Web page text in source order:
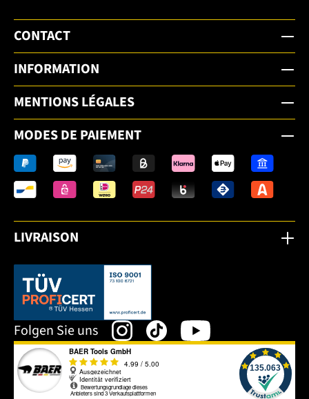
CONTACT
INFORMATION
MENTIONS LÉGALES
MODES DE PAIEMENT
LIVRAISON
Dieser Link öffnet sich in einem neuen Tab.
Folgen Sie uns